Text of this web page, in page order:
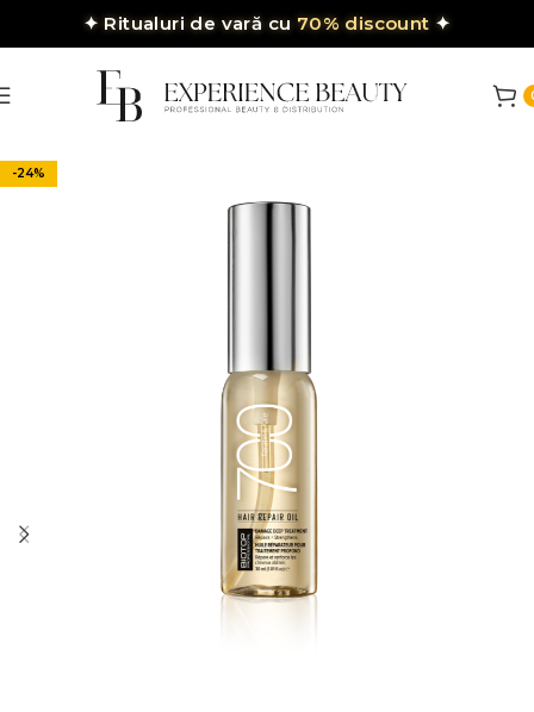
✦ Ritualuri de vară cu 70% discount ✦
-24%